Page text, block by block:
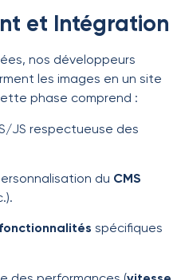
et Intégration
nos développeurs
les images en un site
phase comprend :
JS respectueuse des
du CMS
fonctionnalités spécifiques